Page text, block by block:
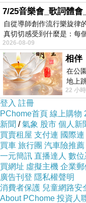
PS.若您家裡有
費《迪士尼美語
↓↓↓限量特優價格
7/25音樂會_歌詞體
自從導師創作流行樂旋律
真切切感受到什麼是：每
2026-08-09
相伴
在公
地上
上，
22 小
登入 註冊
PChome首頁 線上購物
新聞 /氣象 股市 個人新
買賣租屋 支付連 國際連
買車 旅行團 汽車險推薦
一元簡訊 直播達人 數位
買網址 虛擬主機 企業郵
廣告刊登 隱私權聲明
消費者保護 兒童網路安
About PChome 投資人